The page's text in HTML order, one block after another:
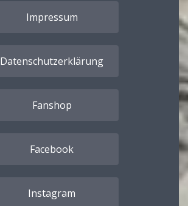
Impressum
Datenschutzerklärung
Fanshop
Facebook
Instagram